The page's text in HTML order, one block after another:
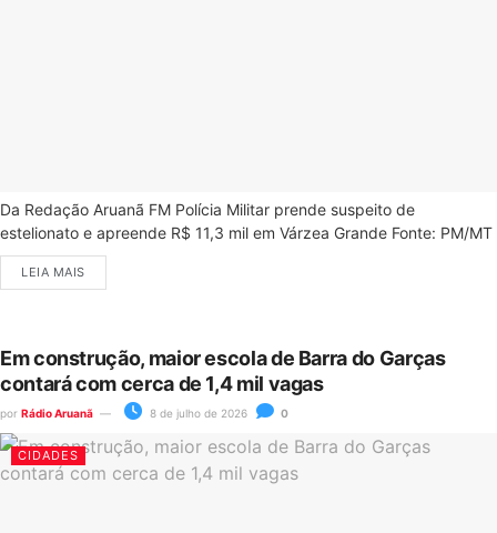
Da Redação Aruanã FM Polícia Militar prende suspeito de
estelionato e apreende R$ 11,3 mil em Várzea Grande Fonte: PM/MT
LEIA MAIS
Em construção, maior escola de Barra do Garças
contará com cerca de 1,4 mil vagas
por Rádio Aruanã 8 de julho de 2026 0
CIDADES